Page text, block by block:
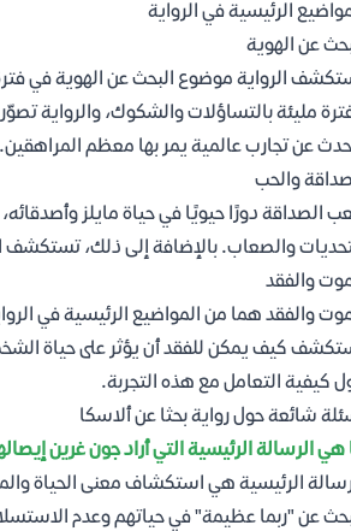
الرئيسية في الرواية
عن الهوية
الرواية موضوع البحث عن الهوية في
مليئة بالتساؤلات والشكوك، والرواية
عن تجارب عالمية يمر بها معظم المراهقين.
والحب
الصداقة دورًا حيويًا في حياة مايلز
والصعاب. بالإضافة إلى ذلك، تستكشف
والفقد
والفقد هما من المواضيع الرئيسية في
كيف يمكن للفقد أن يؤثر على حياة
كيفية التعامل مع هذه التجربة.
شائعة حول رواية بحثا عن ألاسكا
هي الرسالة الرئيسية التي أراد جون غرين
الرئيسية هي استكشاف معنى الحياة
عن "ربما عظيمة" في حياتهم وعدم